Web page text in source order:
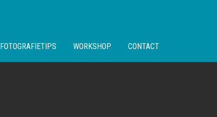
FOTOGRAFIETIPS WORKSHOP CONTACT